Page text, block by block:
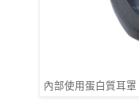
內部使用蛋白質耳